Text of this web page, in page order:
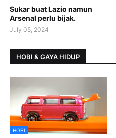
Sukar buat Lazio namun
Arsenal perlu bijak.
July 05, 2024
HOBI & GAYA HIDUP
HOBI